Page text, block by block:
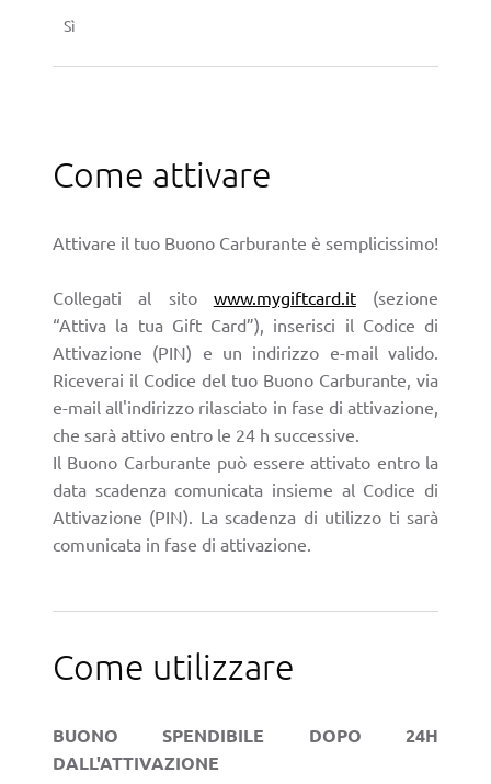
Sì
Come attivare
Attivare il tuo Buono Carburante è semplicissimo!
Collegati al sito www.mygiftcard.it(sezione
“Attiva la tua Gift Card”), inserisci il Codice di
Attivazione (PIN) e un indirizzo e-mail valido.
Riceverai il Codice del tuo Buono Carburante, via
e-mail all'indirizzo rilasciato in fase di attivazione,
che sarà attivo entro le 24 h successive.
Il Buono Carburante può essere attivato entro la
data scadenza comunicata insieme al Codice di
Attivazione (PIN). La scadenza di utilizzo ti sarà
comunicata in fase di attivazione.
Come utilizzare
BUONO SPENDIBILE DOPO 24H
DALL'ATTIVAZIONE